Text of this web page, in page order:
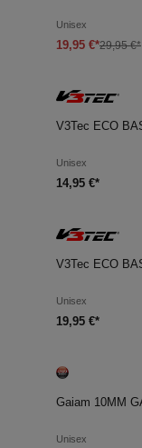
Unisex
19,95 €*29,95 €*
V3Tec ECO
Unisex
14,95 €*
V3Tec ECO
Unisex
19,95 €*
Gaiam 10MM
Unisex